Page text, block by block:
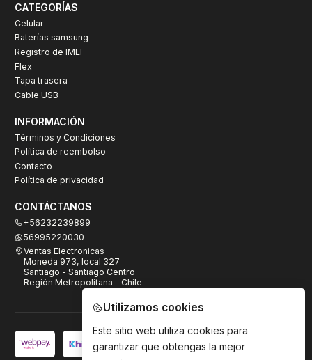
CATEGORÍAS
Celular
Baterías samsung
Registro de IMEI
Flex
Tapa trasera
Cable USB
INFORMACIÓN
Términos y Condiciones
Política de reembolso
Contacto
Política de privacidad
CONTÁCTANOS
+56232239899
56995220030
Ventas Electronicas
Moneda 973, local 327
Santiago - Santiago Centro
Región Metropolitana - Chile
Utilizamos cookies
Este sitio web utiliza cookies para
garantizar que obtengas la mejor